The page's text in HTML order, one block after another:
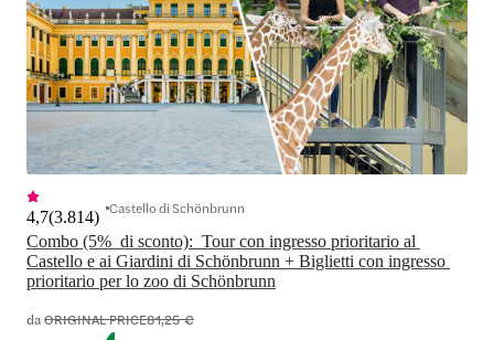
Combo (5%  di sconto):  Tour con ingresso prioritario al
Castello e ai Giardini di Schönbrunn + Biglietti con ingresso
prioritario per lo zoo di Schönbrunn
4,7(3.814) Castello di Schönbrunn
daORIGINAL PRICE81,25 €